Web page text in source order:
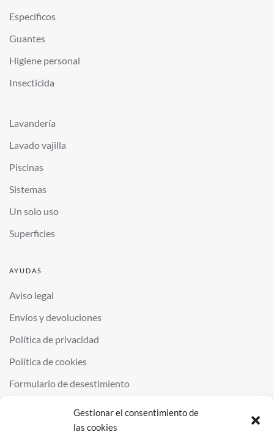
Gestionar el consentimiento de
las cookies
Específicos
Guantes
Higiene personal
Insecticida
Lavandería
Lavado vajilla
Piscinas
Sistemas
Un solo uso
Superficies
AYUDAS
Aviso legal
Envíos y devoluciones
Política de privacidad
Política de cookies
Formulario de desestimiento
QUIMINOR SL. ALL RIGHTS RESERVED.